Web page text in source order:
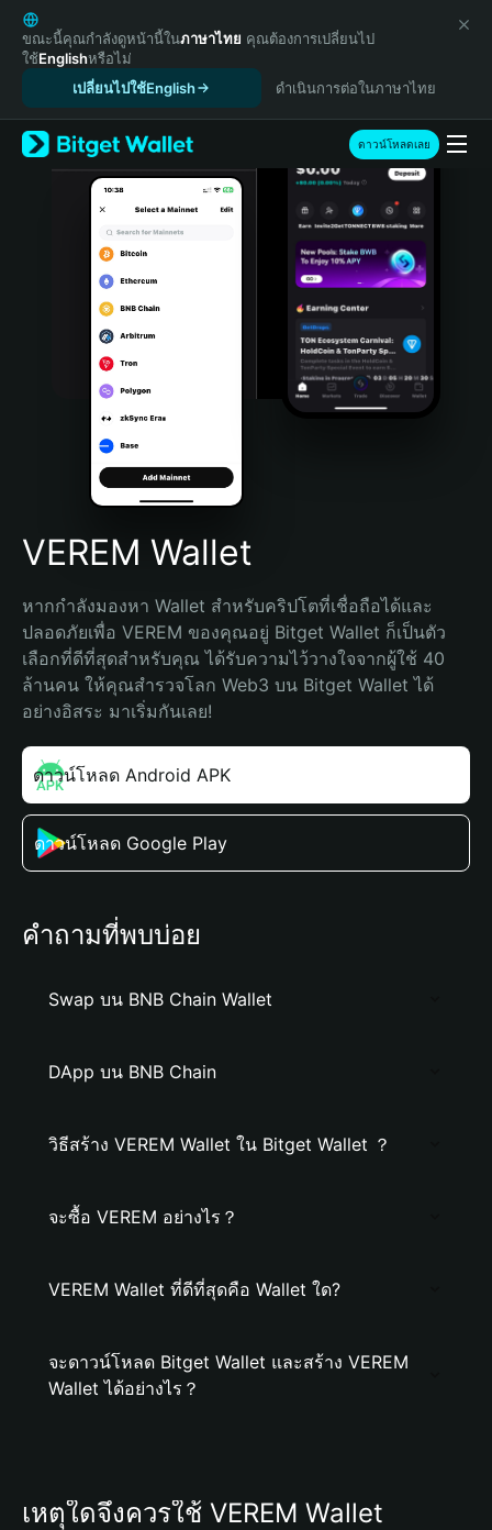
English
日本語
Tiếng Việt
Español (Latinoamérica)
Türkçe
Italiano
Português (Portugal)
Bahasa Indonesia
Português (Brasil)
Español (Argentina)
ขณะนี้คุณกำลังดูหน้านี้ในภาษาไทย คุณต้องการเปลี่ยนไป
ใช้Englishหรือไม่
เปลี่ยนไปใช้English
ดำเนินการต่อในภาษาไทย
ดาวน์โหลดเลย
VEREM Wallet
หากกำลังมองหา Wallet สำหรับคริปโตที่เชื่อถือได้และ
ปลอดภัยเพื่อ VEREM ของคุณอยู่ Bitget Wallet ก็เป็นตัว
เลือกที่ดีที่สุดสำหรับคุณ ได้รับความไว้วางใจจากผู้ใช้ 40
ล้านคน ให้คุณสำรวจโลก Web3 บน Bitget Wallet ได้
อย่างอิสระ มาเริ่มกันเลย!
ดาวน์โหลด Android APK
ดาวน์โหลด Google Play
คำถามที่พบบ่อย
Swap บน BNB Chain Wallet
DApp บน BNB Chain
วิธีสร้าง VEREM Wallet ใน Bitget Wallet ？
จะซื้อ VEREM อย่างไร？
VEREM Wallet ที่ดีที่สุดคือ Wallet ใด?
จะดาวน์โหลด Bitget Wallet และสร้าง VEREM
Wallet ได้อย่างไร？
เหตุใดจึงควรใช้ VEREM Wallet